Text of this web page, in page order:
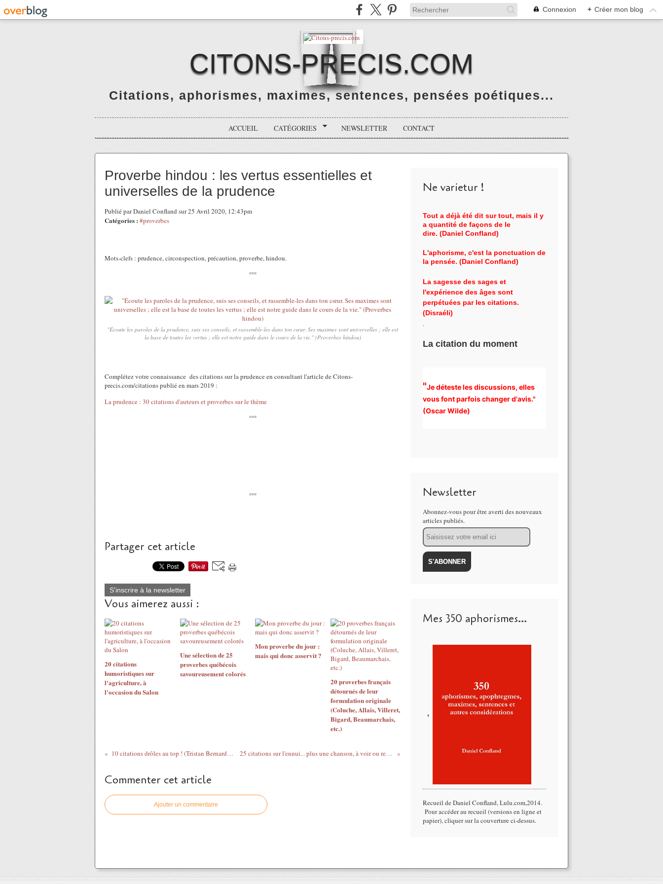
Connexion + Créer mon blog
CITONS-PRECIS.COM
Citations, aphorismes, maximes, sentences, pensées poétiques...
ACCUEIL CATÉGORIES NEWSLETTER CONTACT
Proverbe hindou : les vertus essentielles et
universelles de la prudence
Publié par Daniel Confland sur 25 Avril 2020, 12:43pm
Catégories : #proverbes
Mots-clefs : prudence, circonspection, précaution, proverbe, hindou.
°°°
"Écoute les paroles de la prudence, suis ses conseils, et rassemble-les dans ton cœur. Ses maximes sont universelles ; elle est
la base de toutes les vertus ; elle est notre guide dans le cours de la vie." (Proverbes hindou)
Complétez votre connaissance des citations sur la prudence en consultant l'article de Citons-
precis.com/citations publié en mars 2019 :
La prudence : 30 citations d'auteurs et proverbes sur le thème
°°°
°°°
Partager cet article
S'inscrire à la newsletter
Vous aimerez aussi :
20 citations
humoristiques sur
l'agriculture, à
l'occasion du Salon
Une sélection de 25
proverbes québécois
savoureusement colorés
Mon proverbe du jour :
mais qui donc asservit ?
20 proverbes français
détournés de leur
formulation originale
(Coluche, Allais, Villeret,
Bigard, Beaumarchais,
etc.)
10 citations drôles au top ! (Tristan Bernard, Erik Satie, Desproges, Proust, Pierre Véron, De Lattre de Tassigny, Nolan Celdifand, Einstein, M.Twain, Coluche) 25 citations sur l'ennui... plus une chanson, à voir ou revoir ( Chateaubriand, Barbey d'Aurevilly, Cioran, Alfred de Vigny, J.Renard, La Bruyère, O.Wilde, Erasme, Baudelaire, Hugo, De Palmas, etc.)
Commenter cet article
Ajouter un commentaire
Ne varietur !
Tout a déjà été dit sur tout, mais il y
a quantité de façons de le
dire. (Daniel Confland)
L'aphorisme, c'est la ponctuation de
la pensée. (Daniel Confland)
La sagesse des sages et
l'expérience des âges sont
perpétuées par les citations.
(Disraéli)
.
La citation du moment
"Je déteste les discussions, elles
vous font parfois changer d'avis."
(Oscar Wilde)
Newsletter
Abonnez-vous pour être averti des nouveaux
articles publiés.
Email
Mes 350 aphorismes...
Recueil de Daniel Confland, Lulu.com,2014.​
Pour accéder au recueil (versions en ligne et
papier), cliquer sur la couverture ci-dessus.